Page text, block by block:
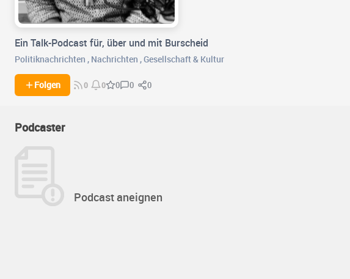
Ein Talk-Podcast für, über und mit Burscheid
Politiknachrichten , Nachrichten ,Gesellschaft & Kultur
Folgen 0 0 0 0 0
Podcaster
Podcast aneignen